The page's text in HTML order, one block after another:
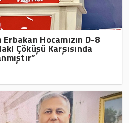
Hocamızın D-8
Çöküşü Karşısında